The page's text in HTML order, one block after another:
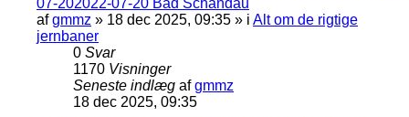
afgmmz » 18 dec 2025, 09:35 » i Alt om de rigtige
jernbaner
0 Svar
1170 Visninger
Seneste indlæg afgmmz
18 dec 2025, 09:35